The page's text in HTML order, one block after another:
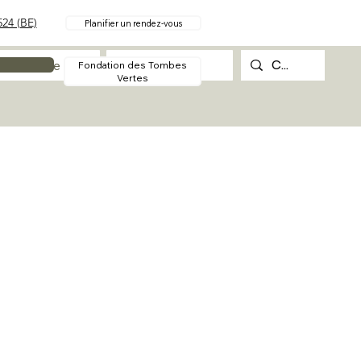
(BE) Planifier un rendez-vous
Contact
Fondation des Tombes
Vertes